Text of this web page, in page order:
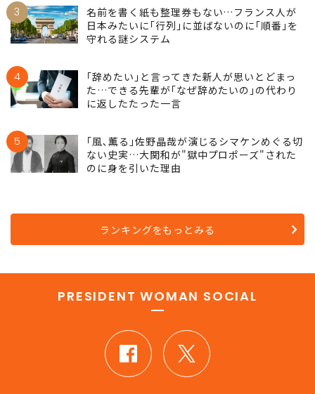
3
名前を書く紙も整理券もない…フランス人が
日本みたいに｢行列｣に並ばないのに｢順番｣を
守れる謎システム
4
｢辞めたい｣と言ってきた新人が思いとどまっ
た…できる先輩が｢なぜ辞めたいの｣の代わり
に返したたった一言
5
｢風､薫る｣佐野晶哉が演じるシマケンめぐる切
ない史実…大関和が"獄中プロポーズ"された
のに身を引いた理由
ランキングをもっとみる
PRESIDENT WOMAN SOCIAL